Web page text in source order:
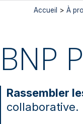
Accueil >À
BNP
Rassembler
collaborative.